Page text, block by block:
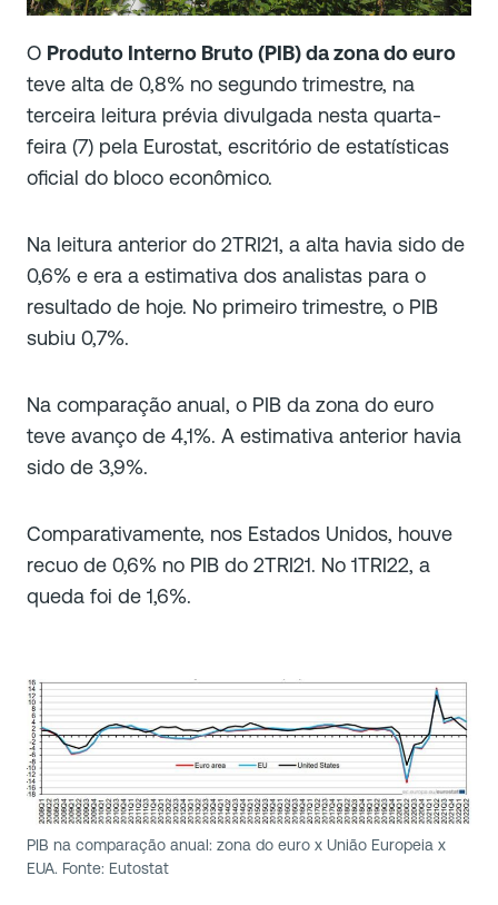
O Produto Interno Bruto (PIB) da zona do euro
teve alta de 0,8% no segundo trimestre, na
terceira leitura prévia divulgada nesta quarta-
feira (7) pela Eurostat, escritório de estatísticas
oficial do bloco econômico.
Na leitura anterior do 2TRI21, a alta havia sido de
0,6% e era a estimativa dos analistas para o
resultado de hoje. No primeiro trimestre, o PIB
subiu 0,7%.
Na comparação anual, o PIB da zona do euro
teve avanço de 4,1%. A estimativa anterior havia
sido de 3,9%.
Comparativamente, nos Estados Unidos, houve
recuo de 0,6% no PIB do 2TRI21. No 1TRI22, a
queda foi de 1,6%.
PIB na comparação anual: zona do euro x União Europeia x
EUA. Fonte: Eutostat